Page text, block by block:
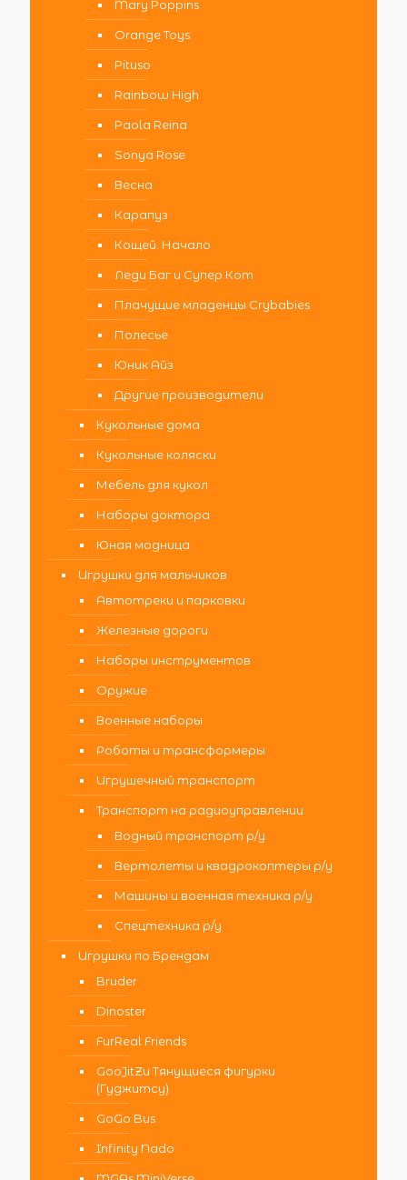
Mary Poppins
Orange Toys
Pituso
Rainbow High
Paola Reina
Sonya Rose
Весна
Карапуз
Кощей. Начало
Леди Баг и Супер Кот
Плачущие младенцы Crybabies
Полесье
Юник Айз
Другие производители
Кукольные дома
Кукольные коляски
Мебель для кукол
Наборы доктора
Юная модница
Игрушки для мальчиков
Автотреки и парковки
Железные дороги
Наборы инструментов
Оружие
Военные наборы
Роботы и трансформеры
Игрушечный транспорт
Транспорт на радиоуправлении
Водный транспорт р/у
Вертолеты и квадрокоптеры р/у
Машины и военная техника р/у
Спецтехника р/у
Игрушки по Брендам
Bruder
Dinoster
FurReal Friends
GooJitZu Тянущиеся фигурки
(Гуджитсу)
GoGo Bus
Infinity Nado